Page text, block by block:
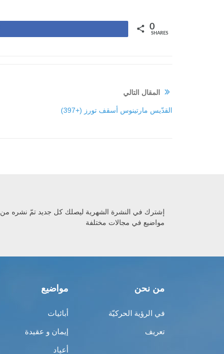
0
SHARES
المقال التالي
القدّيس مارتينوس أسقف تورز (+397)
إشترك في النشرة الشهرية ليصلك كل جديد تمّ نشره من
مواضيع في مجالات مختلفة
من نحن
في الرؤية الحركيّة
تعريف
مواضيع
أبائيات
إيمان و عقيدة
أعياد